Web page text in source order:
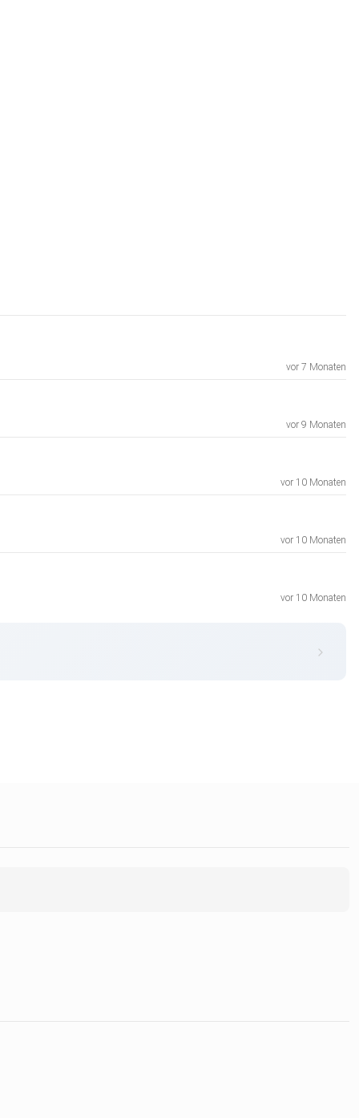
vor 7 Monaten
vor 9 Monaten
vor 10 Monaten
vor 10 Monaten
vor 10 Monaten